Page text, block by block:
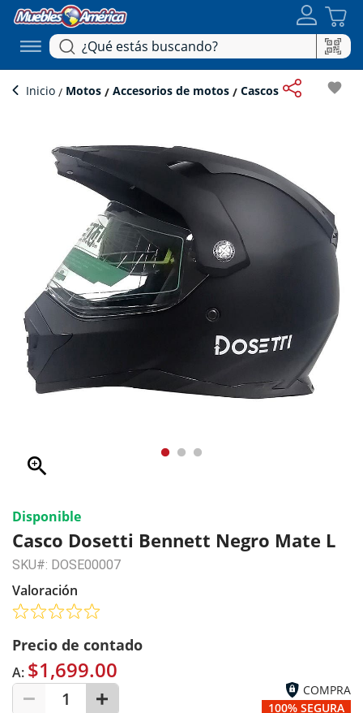
Inicio Motos Accesorios de motos Cascos favorite
zoom_in
Disponible
Casco Dosetti Bennett Negro Mate L
SKU#: DOSE00007
Valoración
Precio de contado
A: $1,699.00
1
COMPRA
100% SEGURA